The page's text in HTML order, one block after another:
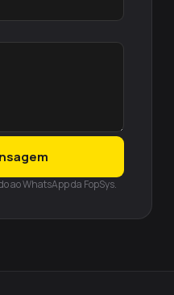
ao WhatsApp da FopSys.